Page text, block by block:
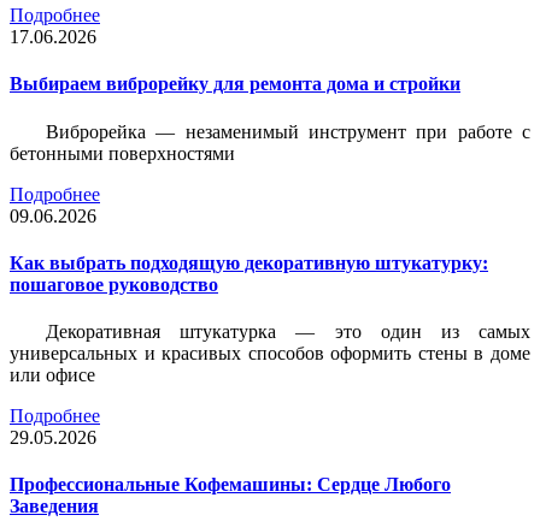
Подробнее
17.06.2026
Выбираем виброрейку для ремонта дома и стройки
Виброрейка — незаменимый инструмент при работе с
бетонными поверхностями
Подробнее
09.06.2026
Как выбрать подходящую декоративную штукатурку:
пошаговое руководство
Декоративная штукатурка — это один из самых
универсальных и красивых способов оформить стены в доме
или офисе
Подробнее
29.05.2026
Профессиональные Кофемашины: Сердце Любого
Заведения